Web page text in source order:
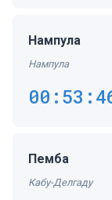
Нампула
Нампула
Пемба
Кабу-Делгаду